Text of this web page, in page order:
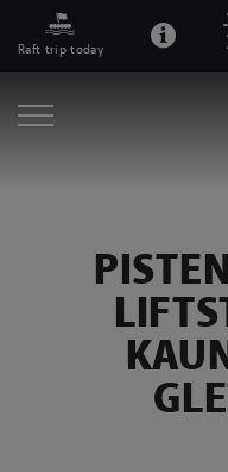
Raft trip today